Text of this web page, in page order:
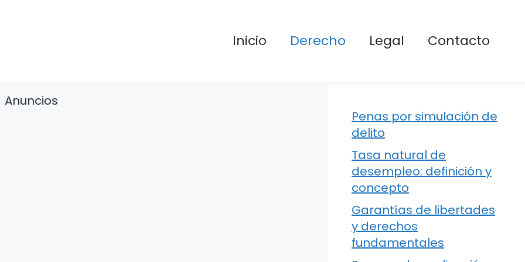
Inicio Derecho Legal Contacto
Anuncios
Penas por simulación de
delito
Tasa natural de
desempleo: definición y
concepto
Garantías de libertades
y derechos
fundamentales